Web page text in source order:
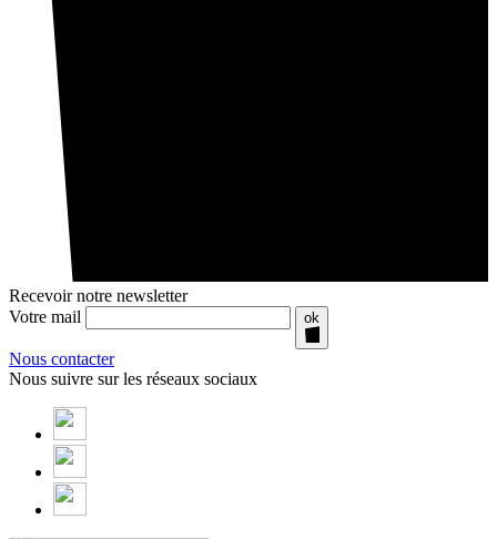
Recevoir notre newsletter
Votre mail
ok
Nous contacter
Nous suivre sur les réseaux sociaux